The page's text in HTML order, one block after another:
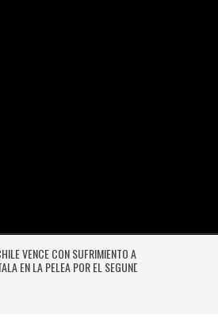
VENCE CON SUFRIMIENTO A AUDAX
EN LA PELEA POR EL SEGUNDO LUGAR